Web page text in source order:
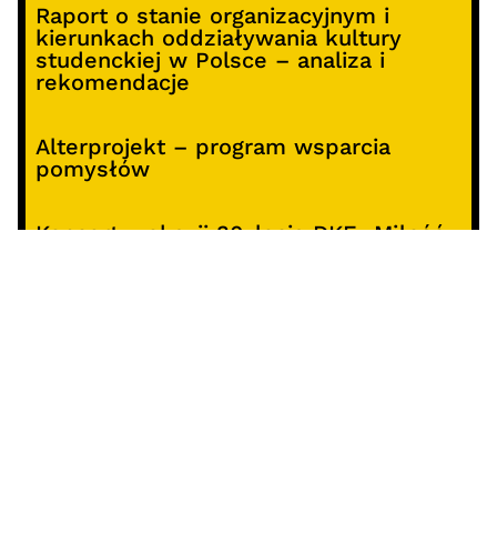
Raport o stanie organizacyjnym i
kierunkach oddziaływania kultury
studenckiej w Polsce – analiza i
rekomendacje
Alterprojekt – program wsparcia
pomysłów
Koncert z okazji 30-lecia DKF „Miłość